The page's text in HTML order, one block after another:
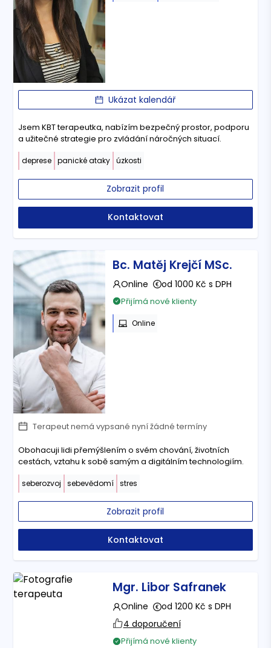
Ukázat kalendář
Jsem KBT terapeutka, nabízím bezpečný prostor, podporu
a užitečné strategie pro zvládání náročných situací.
deprese panické ataky úzkosti
Zobrazit profil
Kontaktovat
Bc. Matěj Krejčí MSc.
Online od 1000 Kč s DPH
Přijímá nové klienty
Online
Terapeut nemá vypsané nyní žádné termíny
Obohacuji lidi přemýšlením o svém chování, životních
cestách, vztahu k sobě samým a digitálním technologiím.
seberozvoj sebevědomí stres
Zobrazit profil
Kontaktovat
Mgr. Libor Safranek
Online
od 1200 Kč s DPH
4 doporučení
Přijímá nové klienty